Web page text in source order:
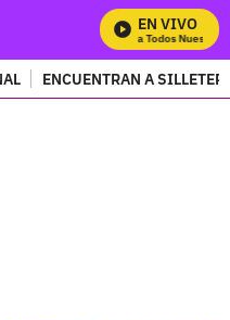
EN VIVO
Mira Todos Nuestros
ENCUENTRAN A